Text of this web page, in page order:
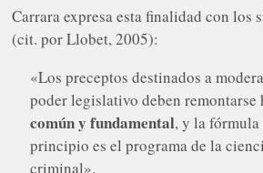
Carrara expresa esta finalidad con los
(cit. por Llobet, 2005):
«Los preceptos destinados a
poder legislativo deben
común y fundamental, y la fórmula
principio es el programa de la
criminal».